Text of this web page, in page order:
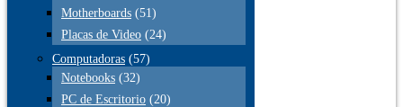
Motherboards (51)
Placas de Video (24)
Computadoras (57)
Notebooks (32)
PC de Escritorio (20)